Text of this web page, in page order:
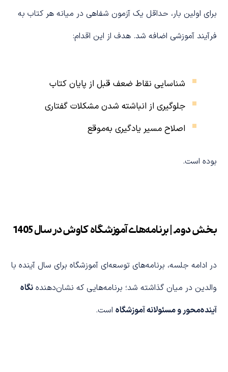
برای اولین بار، حداقل یک آزمون شفاهی در میانه هر کتاب به
فرآیند آموزشی اضافه شد. هدف از این اقدام:
شناسایی نقاط ضعف قبل از پایان کتاب
جلوگیری از انباشته شدن مشکلات گفتاری
اصلاح مسیر یادگیری به‌موقع
بوده است.
بخش دوم | برنامه‌های آموزشگاه کاوش در سال 1405
در ادامه جلسه، برنامه‌های توسعه‌ای آموزشگاه برای سال آینده با
والدین در میان گذاشته شد؛ برنامه‌هایی که نشان‌دهنده نگاه
آینده‌محور و مسئولانه آموزشگاه است.